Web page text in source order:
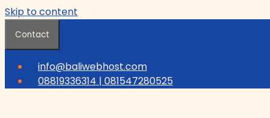
Skip to content
Contact
info@baliwebhost.com
08819336314 | 081547280525